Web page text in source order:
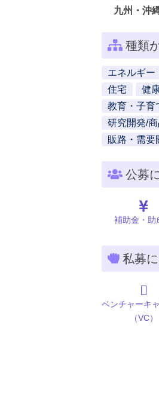
九州・沖
種類
エネルギー
住宅
健
教育・子育
研究開発/
販路・需要
公募
補助金・助
私募
ベンチャーキ
（VC）